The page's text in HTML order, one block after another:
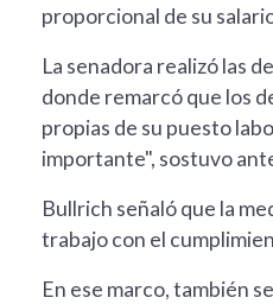
proporcional de su
La senadora realizó las
donde remarcó que los
propias de su puesto
importante", sostuvo
Bullrich señaló que la
trabajo con el
En ese marco, también